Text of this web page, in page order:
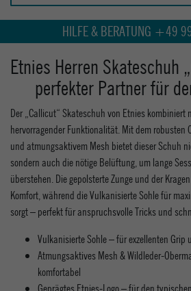
HILFE & BERATUNG +49
Etnies Herren Skateschuh
perfekter Partner für
Der „Callicut“ Skateschuh von Etnies kombiniert
hervorragender Funktionalität. Mit dem robusten
und atmungsaktivem Mesh bietet dieser Schuh
sondern auch die nötige Belüftung, um lange
überstehen. Die gepolsterte Zunge und der
Komfort, während die Vulkanisierte Sohle für
sorgt – perfekt für anspruchsvolle Tricks und
Vulkanisierte Sohle – für exzellenten Grip
Atmungsaktives Mesh & Wildleder-
komfortabel
Geprägtes Etnies-Logo – für den